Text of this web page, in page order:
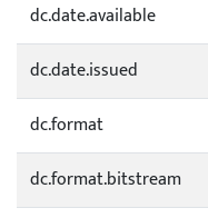
dc.date.available
dc.date.issued
dc.format
dc.format.bitstream